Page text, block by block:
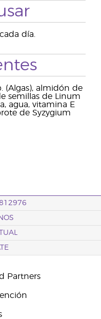
día.
(Algas), almidón de
semillas de Linum
agua, vitamina E
de Syzygium
Partners